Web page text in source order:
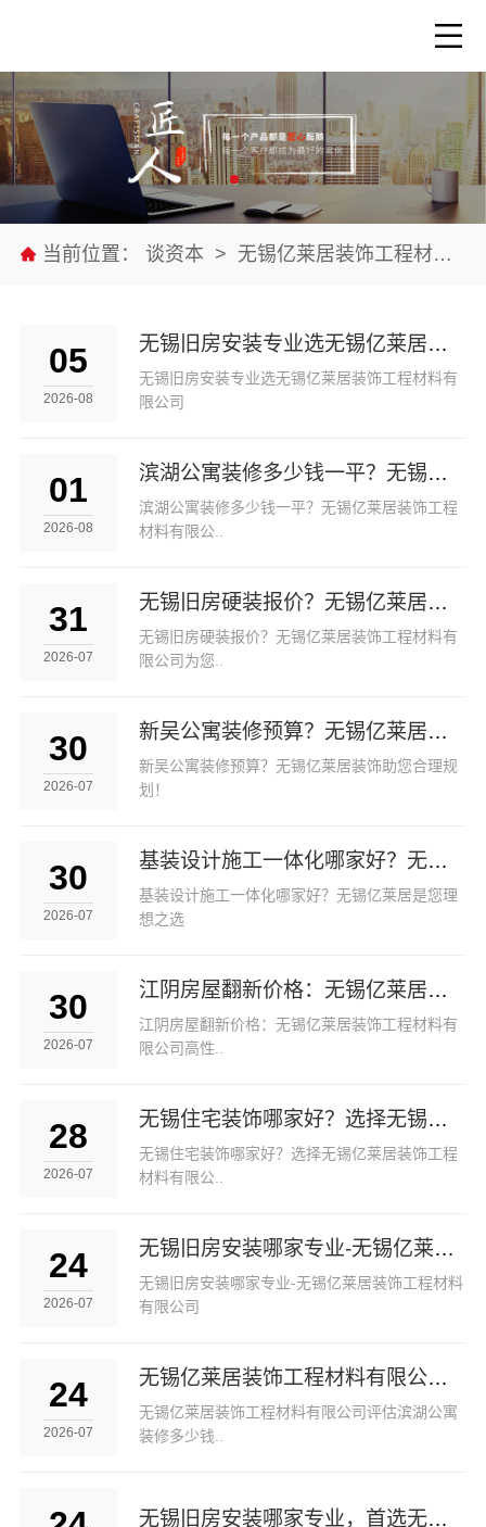
当前位置： 谈资本 > 无锡亿莱居装饰工程材料有限公司
05
2026-08
无锡旧房安装专业选无锡亿莱居装饰工程材料有限公司
无锡旧房安装专业选无锡亿莱居装饰工程材料有
限公司
01
2026-08
滨湖公寓装修多少钱一平？无锡亿莱居装饰工程材料有限公司报价参考
滨湖公寓装修多少钱一平？无锡亿莱居装饰工程
材料有限公..
31
2026-07
无锡旧房硬装报价？无锡亿莱居装饰工程材料有限公司为您提供精准报价！
无锡旧房硬装报价？无锡亿莱居装饰工程材料有
限公司为您..
30
2026-07
新吴公寓装修预算？无锡亿莱居装饰助您合理规划！
新吴公寓装修预算？无锡亿莱居装饰助您合理规
划！
30
2026-07
基装设计施工一体化哪家好？无锡亿莱居是您理想之选
基装设计施工一体化哪家好？无锡亿莱居是您理
想之选
30
2026-07
江阴房屋翻新价格：无锡亿莱居装饰工程材料有限公司高性价比服务
江阴房屋翻新价格：无锡亿莱居装饰工程材料有
限公司高性..
28
2026-07
无锡住宅装饰哪家好？选择无锡亿莱居装饰工程材料有限公司省心又省力！
无锡住宅装饰哪家好？选择无锡亿莱居装饰工程
材料有限公..
24
2026-07
无锡旧房安装哪家专业-无锡亿莱居装饰工程材料有限公司
无锡旧房安装哪家专业-无锡亿莱居装饰工程材料
有限公司
24
2026-07
无锡亿莱居装饰工程材料有限公司评估滨湖公寓装修多少钱一平
无锡亿莱居装饰工程材料有限公司评估滨湖公寓
装修多少钱..
无锡旧房安装哪家专业，首选无锡亿莱居工程